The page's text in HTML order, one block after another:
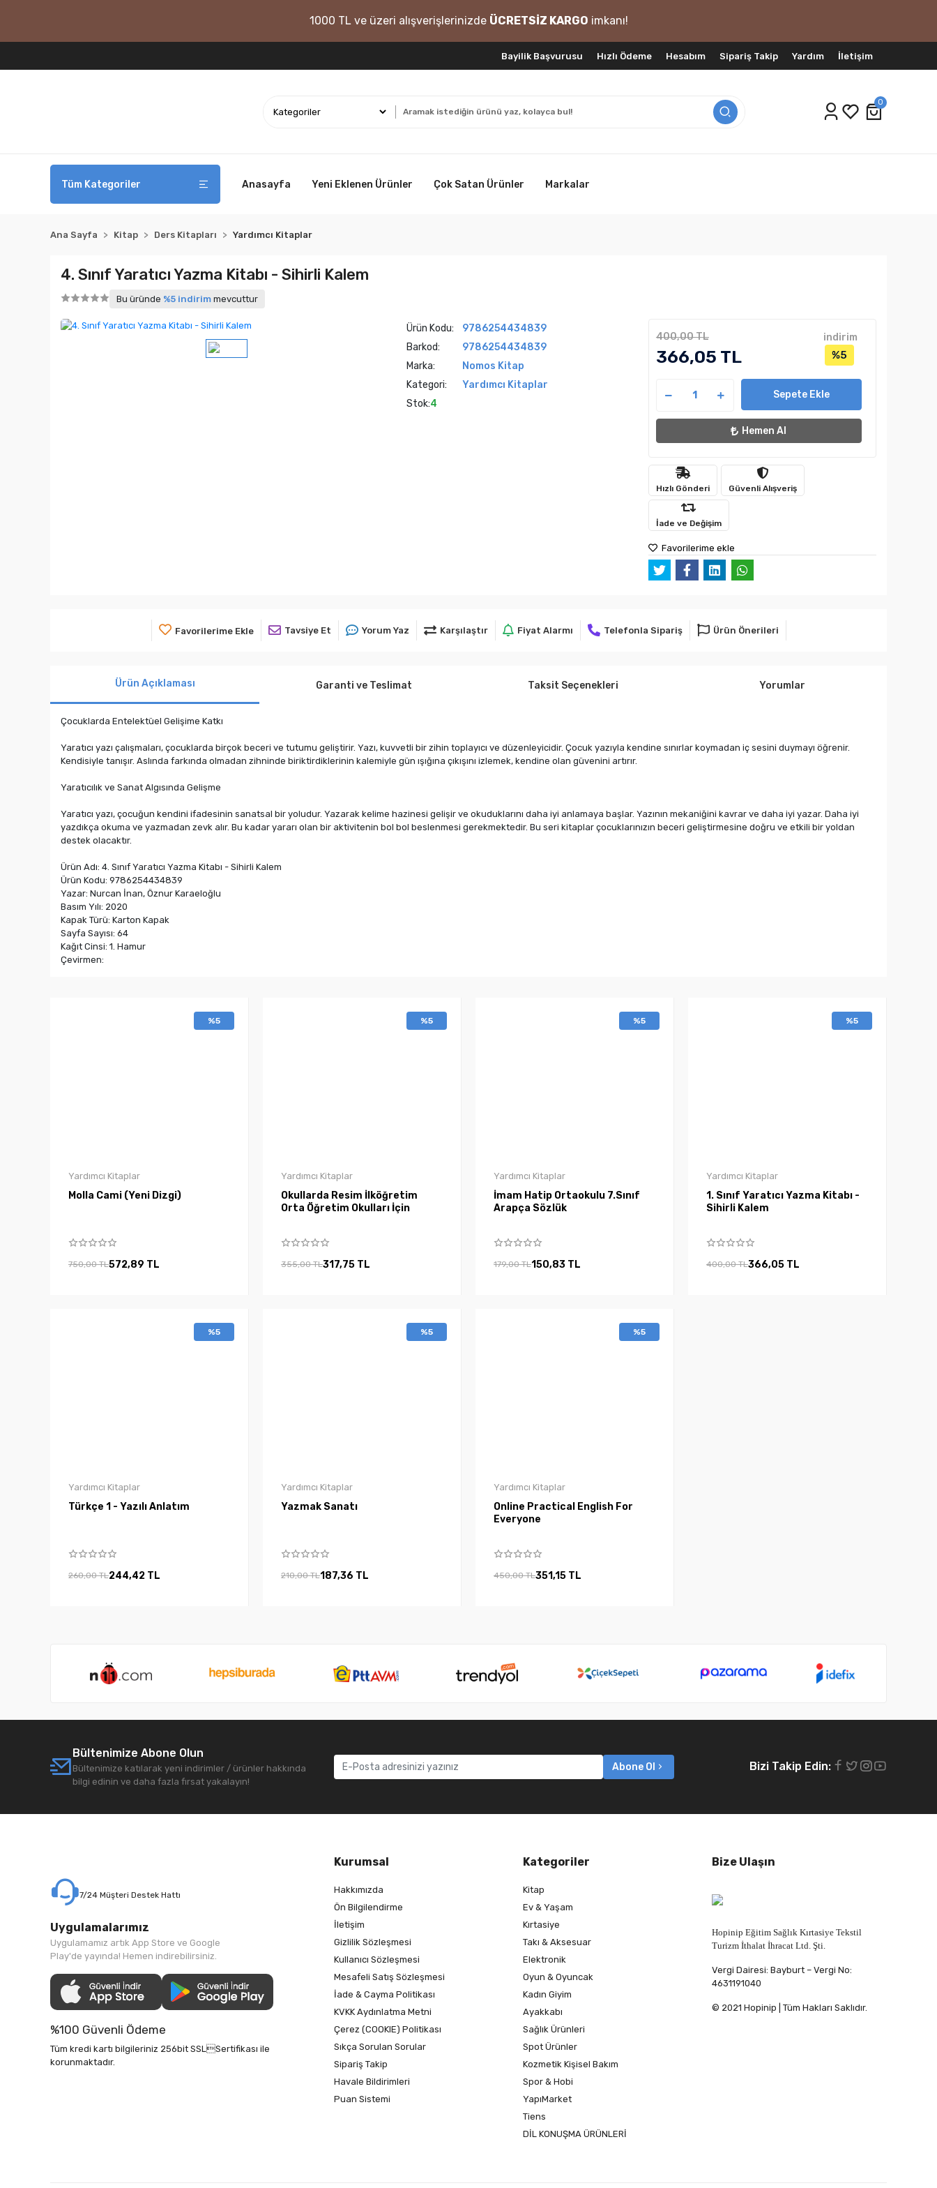
1000 TL ve üzeri alışverişlerinizde ÜCRETSİZ KARGO imkanı!
Bayilik Başvurusu Hızlı Ödeme Hesabım Sipariş Takip Yardım İletişim
0
Tüm Kategoriler Anasayfa Yeni Eklenen Ürünler Çok Satan Ürünler Markalar
Ana Sayfa Kitap Ders Kitapları Yardımcı Kitaplar
4. Sınıf Yaratıcı Yazma Kitabı - Sihirli Kalem
Bu üründe %5 indirim mevcuttur
Ürün Kodu:
9786254434839
Barkod:
9786254434839
Marka:
Nomos Kitap
Kategori:
Yardımcı Kitaplar
Stok:4
400,00 TL
366,05 TL
indirim
%5
Sepete Ekle
Hemen Al
Hızlı Gönderi Güvenli Alışveriş
İade ve Değişim
Favorilerime ekle
Favorilerime Ekle Tavsiye Et Yorum Yaz Karşılaştır Fiyat Alarmı Telefonla Sipariş Ürün Önerileri
Ürün Açıklaması Garanti ve Teslimat Taksit Seçenekleri Yorumlar
Çocuklarda Entelektüel Gelişime Katkı
Yaratıcı yazı çalışmaları, çocuklarda birçok beceri ve tutumu geliştirir. Yazı, kuvvetli bir zihin toplayıcı ve düzenleyicidir. Çocuk yazıyla kendine sınırlar koymadan iç sesini duymayı öğrenir.
Kendisiyle tanışır. Aslında farkında olmadan zihninde biriktirdiklerinin kalemiyle gün ışığına çıkışını izlemek, kendine olan güvenini artırır.
Yaratıcılık ve Sanat Algısında Gelişme
Yaratıcı yazı, çocuğun kendini ifadesinin sanatsal bir yoludur. Yazarak kelime hazinesi gelişir ve okuduklarını daha iyi anlamaya başlar. Yazının mekaniğini kavrar ve daha iyi yazar. Daha iyi
yazdıkça okuma ve yazmadan zevk alır. Bu kadar yararı olan bir aktivitenin bol bol beslenmesi gerekmektedir. Bu seri kitaplar çocuklarınızın beceri geliştirmesine doğru ve etkili bir yoldan
destek olacaktır.
Ürün Adı: 4. Sınıf Yaratıcı Yazma Kitabı - Sihirli Kalem
Ürün Kodu: 9786254434839
Yazar: Nurcan İnan, Öznur Karaeloğlu
Basım Yılı: 2020
Kapak Türü: Karton Kapak
Sayfa Sayısı: 64
Kağıt Cinsi: 1. Hamur
Çevirmen:
%5
Yardımcı Kitaplar
Molla Cami (Yeni Dizgi)
750,00 TL572,89 TL
%5
Yardımcı Kitaplar
Okullarda Resim İlköğretim
Orta Öğretim Okulları İçin
355,00 TL317,75 TL
%5
Yardımcı Kitaplar
İmam Hatip Ortaokulu 7.Sınıf
Arapça Sözlük
179,00 TL150,83 TL
%5
Yardımcı Kitaplar
1. Sınıf Yaratıcı Yazma Kitabı -
Sihirli Kalem
400,00 TL366,05 TL
%5
Yardımcı Kitaplar
Türkçe 1 - Yazılı Anlatım
260,00 TL244,42 TL
%5
Yardımcı Kitaplar
Yazmak Sanatı
210,00 TL187,36 TL
%5
Yardımcı Kitaplar
Online Practical English For
Everyone
450,00 TL351,15 TL
Bültenimize Abone Olun
Bültenimize katılarak yeni indirimler / ürünler hakkında
bilgi edinin ve daha fazla fırsat yakalayın!
Abone Ol Bizi Takip Edin:
7/24 Müşteri Destek Hattı
Uygulamalarımız
Uygulamamız artık App Store ve Google
Play'de yayında! Hemen indirebilirsiniz.
%100 Güvenli Ödeme
Tüm kredi kartı bilgileriniz 256bit SSLSertifikası ile
korunmaktadır.
Kurumsal
Hakkımızda
Ön Bilgilendirme
İletişim
Gizlilik Sözleşmesi
Kullanıcı Sözleşmesi
Mesafeli Satış Sözleşmesi
İade & Cayma Politikası
KVKK Aydınlatma Metni
Çerez (COOKIE) Politikası
Sıkça Sorulan Sorular
Sipariş Takip
Havale Bildirimleri
Puan Sistemi
Kategoriler
Kitap
Ev & Yaşam
Kırtasiye
Takı & Aksesuar
Elektronik
Oyun & Oyuncak
Kadın Giyim
Ayakkabı
Sağlık Ürünleri
Spot Ürünler
Kozmetik Kişisel Bakım
Spor & Hobi
YapıMarket
Tiens
DİL KONUŞMA ÜRÜNLERİ
Bize Ulaşın
Hopinip Eğitim Sağlık Kırtasiye Tekstil
Turizm İthalat İhracat Ltd. Şti.
Vergi Dairesi: Bayburt – Vergi No:
4631191040
© 2021 Hopinip | Tüm Hakları Saklıdır.